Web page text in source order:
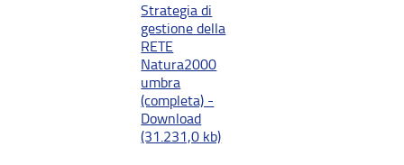
Strategia di
gestione della
RETE
Natura2000
umbra
(completa) -
Download
(31.231,0 kb)